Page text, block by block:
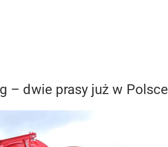
– dwie prasy już w Polsce